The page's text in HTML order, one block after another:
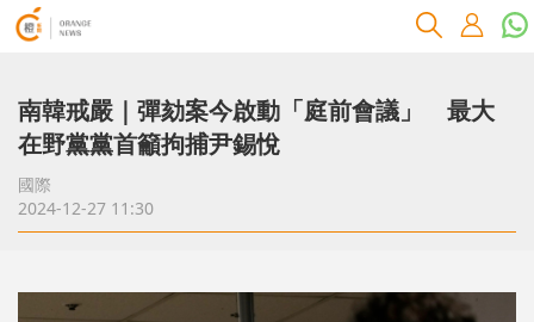
南韓戒嚴｜彈劾案今啟動「庭前會議」 最大
在野黨黨首籲拘捕尹錫悅
國際
2024-12-27 11:30